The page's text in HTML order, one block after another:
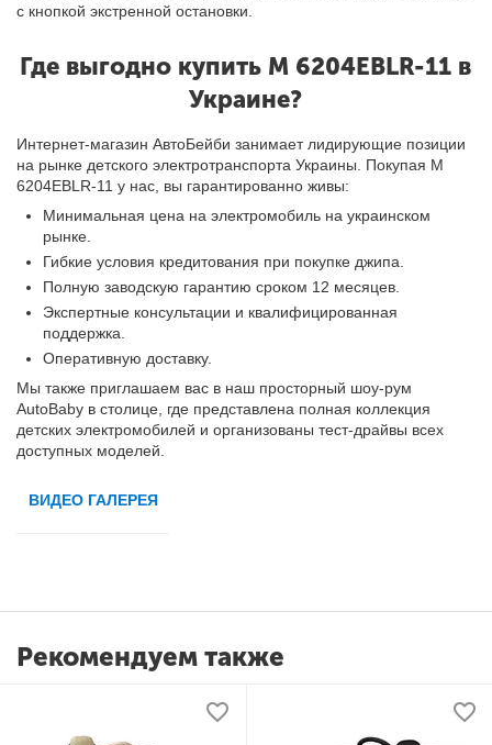
с кнопкой экстренной остановки.
Где выгодно купить М 6204EBLR-11 в
Украине?
Интернет-магазин АвтоБейби занимает лидирующие позиции
на рынке детского электротранспорта Украины. Покупая M
6204EBLR-11 у нас, вы гарантированно живы:
Минимальная цена на электромобиль на украинском
рынке.
Гибкие условия кредитования при покупке джипа.
Полную заводскую гарантию сроком 12 месяцев.
Экспертные консультации и квалифицированная
поддержка.
Оперативную доставку.
Мы также приглашаем вас в наш просторный шоу-рум
AutoBaby в столице, где представлена ​​полная коллекция
детских электромобилей и организованы тест-драйвы всех
доступных моделей.
ВИДЕО ГАЛЕРЕЯ
Рекомендуем также